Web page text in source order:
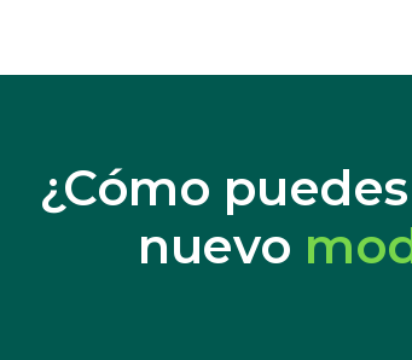
¿Cómo
nuevo